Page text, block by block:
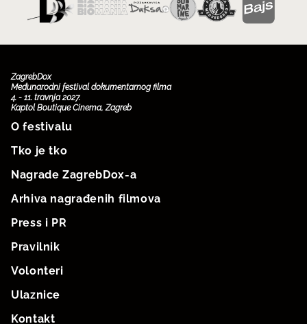
ZagrebDox
Međunarodni festival dokumentarnog filma
4. - 11. travnja 2027.
Kaptol Boutique Cinema, Zagreb
O festivalu
Tko je tko
Nagrade ZagrebDox-a
Arhiva nagrađenih filmova
Press i PR
Pravilnik
Volonteri
Ulaznice
Kontakt